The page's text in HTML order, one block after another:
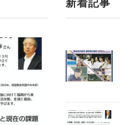
新着記事